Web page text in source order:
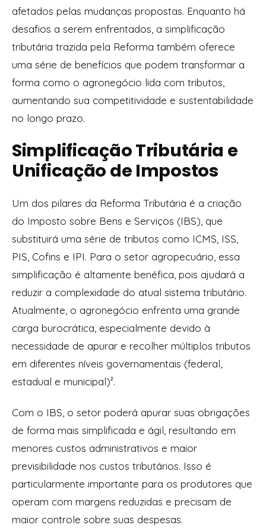
afetados pelas mudanças propostas. Enquanto há
desafios a serem enfrentados, a simplificação
tributária trazida pela Reforma também oferece
uma série de benefícios que podem transformar a
forma como o agronegócio lida com tributos,
aumentando sua competitividade e sustentabilidade
no longo prazo.
Simplificação Tributária e
Unificação de Impostos
Um dos pilares da Reforma Tributária é a criação
do Imposto sobre Bens e Serviços (IBS), que
substituirá uma série de tributos como ICMS, ISS,
PIS, Cofins e IPI. Para o setor agropecuário, essa
simplificação é altamente benéfica, pois ajudará a
reduzir a complexidade do atual sistema tributário.
Atualmente, o agronegócio enfrenta uma grande
carga burocrática, especialmente devido à
necessidade de apurar e recolher múltiplos tributos
em diferentes níveis governamentais (federal,
estadual e municipal)².
Com o IBS, o setor poderá apurar suas obrigações
de forma mais simplificada e ágil, resultando em
menores custos administrativos e maior
previsibilidade nos custos tributários. Isso é
particularmente importante para os produtores que
operam com margens reduzidas e precisam de
maior controle sobre suas despesas.